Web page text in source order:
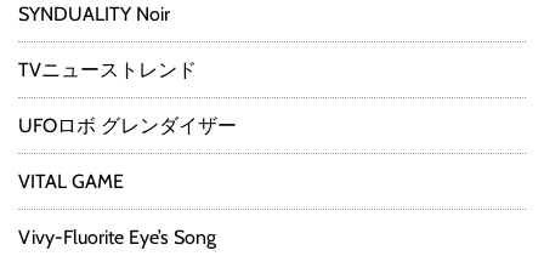
SYNDUALITY Noir
TVニューストレンド
UFOロボ グレンダイザー
VITAL GAME
Vivy-Fluorite Eye’s Song